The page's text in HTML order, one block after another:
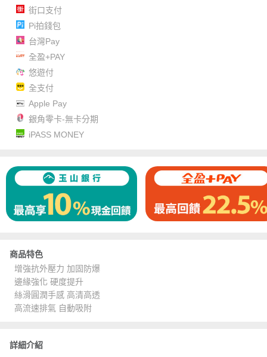
街口支付
Pi拍錢包
台灣Pay
全盈+PAY
悠遊付
全支付
Apple Pay
銀角零卡-無卡分期
iPASS MONEY
商品特色
增強抗外壓力 加固防爆
邊緣強化 硬度提升
絲滑圓潤手感 高清高透
高流速排氣 自動吸附
詳細介紹